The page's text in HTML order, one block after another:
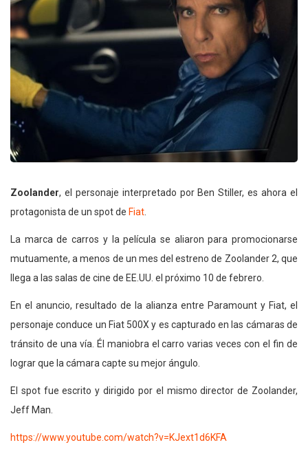
Zoolander, el personaje interpretado por Ben Stiller, es ahora el
protagonista de un spot de Fiat
La marca de carros y la película se aliaron para promocionarse
mutuamente, a menos de un mes del estreno de Zoolander 2, que
llega a las salas de cine de EE.UU. el próximo 10 de febrero.
En el anuncio, resultado de la alianza entre Paramount y Fiat, el
personaje conduce un Fiat 500X y es capturado en las cámaras de
tránsito de una vía. Él maniobra el carro varias veces con el fin de
lograr que la cámara capte su mejor ángulo.
El spot fue escrito y dirigido por el mismo director de Zoolander,
Jeff Man.
https://www.youtube.com/watch?v=KJext1d6KFA